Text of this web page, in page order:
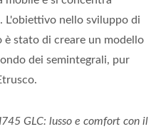
L'obiettivo nello sviluppo di
è stato di creare un modello
dei semintegrali, pur
GLC: lusso e comfort con il